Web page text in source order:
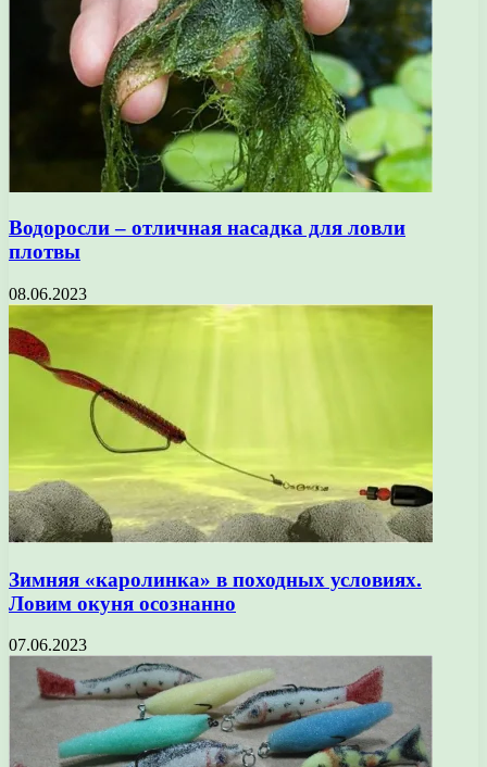
Водоросли – отличная насадка для ловли
плотвы
08.06.2023
Зимняя «каролинка» в походных условиях.
Ловим окуня осознанно
07.06.2023